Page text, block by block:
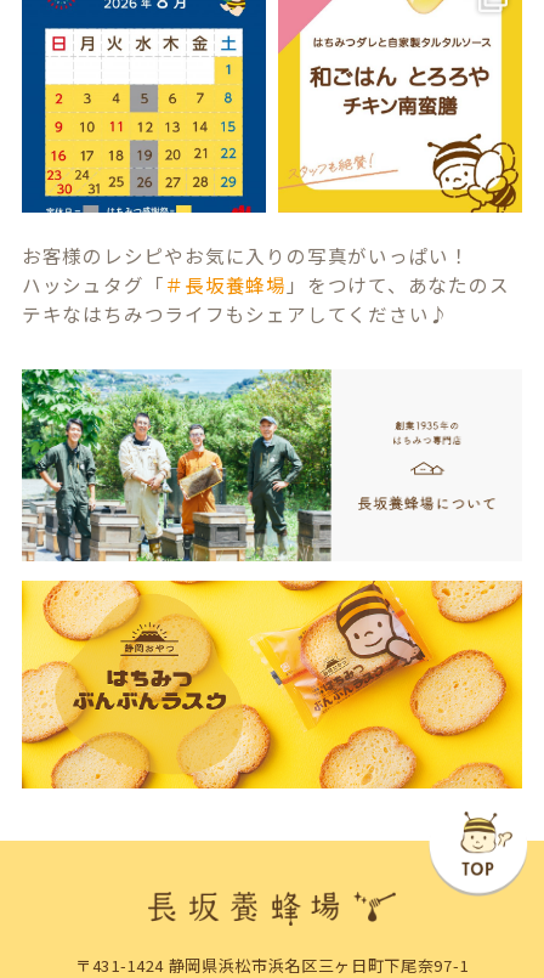
お客様のレシピやお気に入りの写真がいっぱい！
ハッシュタグ「＃長坂養蜂場 」をつけて、あなたのス
テキなはちみつライフもシェアしてください♪
〒431-1424 静岡県浜松市浜名区三ヶ日町下尾奈97-1